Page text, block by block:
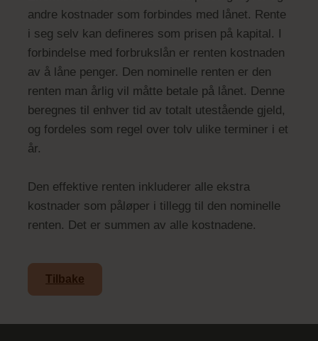
andre kostnader som forbindes med lånet. Rente
i seg selv kan defineres som prisen på kapital. I
forbindelse med forbrukslån er renten kostnaden
av å låne penger. Den nominelle renten er den
renten man årlig vil måtte betale på lånet. Denne
beregnes til enhver tid av totalt utestående gjeld,
og fordeles som regel over tolv ulike terminer i et
år.
Den effektive renten inkluderer alle ekstra
kostnader som påløper i tillegg til den nominelle
renten. Det er summen av alle kostnadene.
Tilbake